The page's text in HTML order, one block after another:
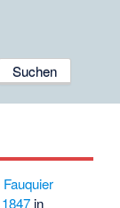
Fauquier
1847 in